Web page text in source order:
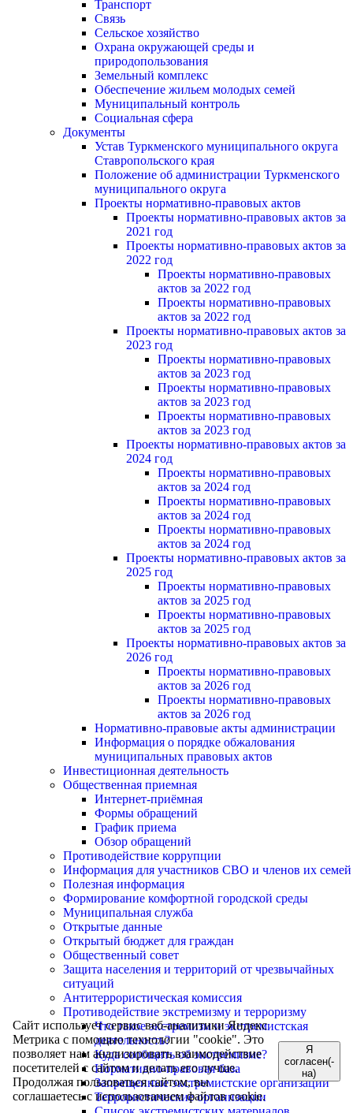
Транспорт
Связь
Сельское хозяйство
Охрана окружающей среды и
природопользования
Земельный комплекс
Обеспечение жильем молодых семей
Муниципальный контроль
Социальная сфера
Документы
Устав Туркменского муниципального округа
Ставропольского края
Положение об администрации Туркменского
муниципального округа
Проекты нормативно-правовых актов
Проекты нормативно-правовых актов за
2021 год
Проекты нормативно-правовых актов за
2022 год
Проекты нормативно-правовых
актов за 2022 год
Проекты нормативно-правовых
актов за 2022 год
Проекты нормативно-правовых актов за
2023 год
Проекты нормативно-правовых
актов за 2023 год
Проекты нормативно-правовых
актов за 2023 год
Проекты нормативно-правовых
актов за 2023 год
Проекты нормативно-правовых актов за
2024 год
Проекты нормативно-правовых
актов за 2024 год
Проекты нормативно-правовых
актов за 2024 год
Проекты нормативно-правовых
актов за 2024 год
Проекты нормативно-правовых актов за
2025 год
Проекты нормативно-правовых
актов за 2025 год
Проекты нормативно-правовых
актов за 2025 год
Проекты нормативно-правовых актов за
2026 год
Проекты нормативно-правовых
актов за 2026 год
Проекты нормативно-правовых
актов за 2026 год
Нормативно-правовые акты администрации
Информация о порядке обжалования
муниципальных правовых актов
Инвестиционная деятельность
Общественная приемная
Интернет-приёмная
Формы обращений
График приема
Обзор обращений
Противодействие коррупции
Информация для участников СВО и членов их семей
Полезная информация
Формирование комфортной городской среды
Муниципальная служба
Открытые данные
Открытый бюджет для граждан
Общественный совет
Защита населения и территорий от чрезвычайных
ситуаций
Антитеррористическая комиссия
Противодействие экстремизму и терроризму
Что такое экстремизм и экстремистская
деятельность?
Куда сообщить об экстремизме?
Нормативно-правовая база
Запрещенные экстремистские организации
Террористические организации
Сайт использует сервис веб-аналитики Яндекс
Метрика с помощью технологии "cookie". Это
позволяет нам анализировать взаимодействие
посетителей с сайтом и делать его лучше.
Продолжая пользоваться сайтом, вы
соглашаетесь с использованием файлов cookie.
Я
согласен(-
на)